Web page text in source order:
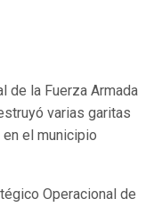
de la Fuerza Armada
varias garitas
el municipio
Operacional de